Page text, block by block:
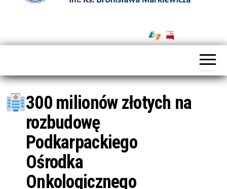
z
n
a
w
Specjalistyczny
w Brzozowie
Ośrodek
im. Ks. B.
300 milionów złotych na
rozbudowę
Podkarpackiego
Ośrodka
Onkologicznego